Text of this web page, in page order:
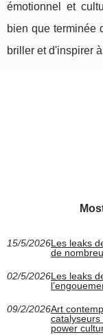
émotionnel et
bien que terminée
briller et d'inspirer
15/5/2026Les leaks
de
02/5/2026Les leaks
09/2/2026Art
catalyseurs
power